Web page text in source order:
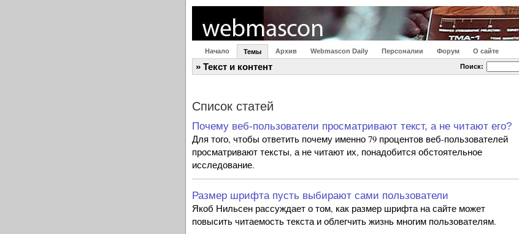
Начало Темы Архив Webmascon Daily Персоналии Форум О сайте
» Текст и контент Поиск:
Список статей
Почему веб-пользователи просматривают текст, а не читают его?
Для того, чтобы ответить почему именно 79 процентов веб-пользователей
просматривают тексты, а не читают их, понадобится обстоятельное
исследование.
Размер шрифта пусть выбирают сами пользователи
Якоб Нильсен рассуждает о том, как размер шрифта на сайте может
повысить читаемость текста и облегчить жизнь многим пользователям.